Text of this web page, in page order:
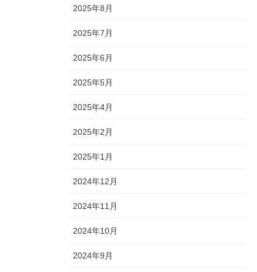
2025年8月
2025年7月
2025年6月
2025年5月
2025年4月
2025年2月
2025年1月
2024年12月
2024年11月
2024年10月
2024年9月